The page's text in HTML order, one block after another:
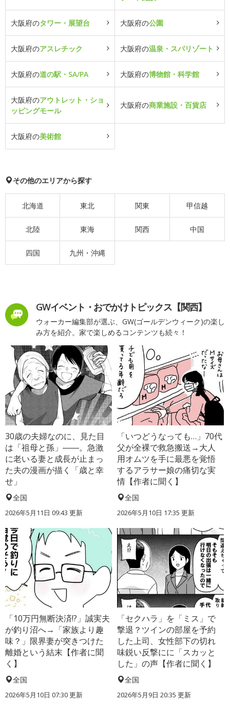
大阪府のタワー・展望台 大阪府の公園
大阪府のアスレチック 大阪府の温泉・スパリゾート
大阪府の道の駅・SA/PA 大阪府の博物館・科学館
大阪府のアウトレット・ショ
ッピングモール
大阪府の商業施設・百貨店
大阪府の美術館
その他のエリアから探す
北海道 東北 関東 甲信越
北陸 東海 関西 中国
四国 九州・沖縄
GWイベント・おでかけトピックス【関西】
ウォーカー編集部が選ぶ、GW(ゴールデンウィーク)の楽し
み方を紹介。家で楽しめるコンテンツも続々！
30歳の夫婦なのに、見た目
は「祖母と孫」――。急激
に老いる妻と成長が止まっ
た夫の漫画が描く「歳と幸
せ」
全国
2026年5月11日 09:43 更新
「いつどうなっても…」70代
父が全裸で救急搬送→大人
用オムツを手に最悪を覚悟
するアラサー娘の痛切な実
情【作者に聞く】
全国
2026年5月10日 17:35 更新
「10万円無断決済!?」誠実夫
が釣り沼へ→「家族より趣
味？」限界妻が突きつけた
離婚という結末【作者に聞
く】
全国
2026年5月10日 07:30 更新
「セクハラ」を「ミス」で
撃退？ツインの部屋を予約
した上司、女性部下の切れ
味鋭い反撃にに「スカッと
した」の声【作者に聞く】
全国
2026年5月9日 20:35 更新